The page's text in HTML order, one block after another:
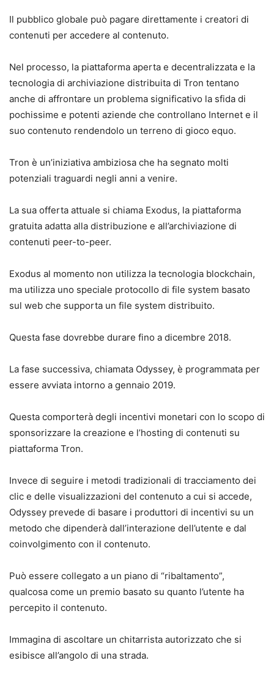
Il pubblico globale può pagare direttamente i creatori di
contenuti per accedere al contenuto.
Nel processo, la piattaforma aperta e decentralizzata e la
tecnologia di archiviazione distribuita di Tron tentano
anche di affrontare un problema significativo la sfida di
pochissime e potenti aziende che controllano Internet e il
suo contenuto rendendolo un terreno di gioco equo.
Tron è un’iniziativa ambiziosa che ha segnato molti
potenziali traguardi negli anni a venire.
La sua offerta attuale si chiama Exodus, la piattaforma
gratuita adatta alla distribuzione e all’archiviazione di
contenuti peer-to-peer.
Exodus al momento non utilizza la tecnologia blockchain,
ma utilizza uno speciale protocollo di file system basato
sul web che supporta un file system distribuito.
Questa fase dovrebbe durare fino a dicembre 2018.
La fase successiva, chiamata Odyssey, è programmata per
essere avviata intorno a gennaio 2019.
Questa comporterà degli incentivi monetari con lo scopo di
sponsorizzare la creazione e l’hosting di contenuti su
piattaforma Tron.
Invece di seguire i metodi tradizionali di tracciamento dei
clic e delle visualizzazioni del contenuto a cui si accede,
Odyssey prevede di basare i produttori di incentivi su un
metodo che dipenderà dall’interazione dell’utente e dal
coinvolgimento con il contenuto.
Può essere collegato a un piano di “ribaltamento”,
qualcosa come un premio basato su quanto l’utente ha
percepito il contenuto.
Immagina di ascoltare un chitarrista autorizzato che si
esibisce all’angolo di una strada.